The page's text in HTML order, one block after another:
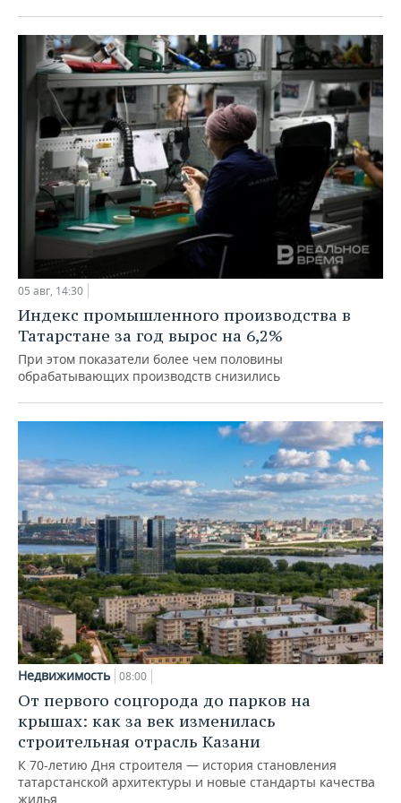
05 авг, 14:30
Индекс промышленного производства в
Татарстане за год вырос на 6,2%
При этом показатели более чем половины
обрабатывающих производств снизились
Недвижимость 08:00
От первого соцгорода до парков на
крышах: как за век изменилась
строительная отрасль Казани
К 70-летию Дня строителя — история становления
татарстанской архитектуры и новые стандарты качества
жилья